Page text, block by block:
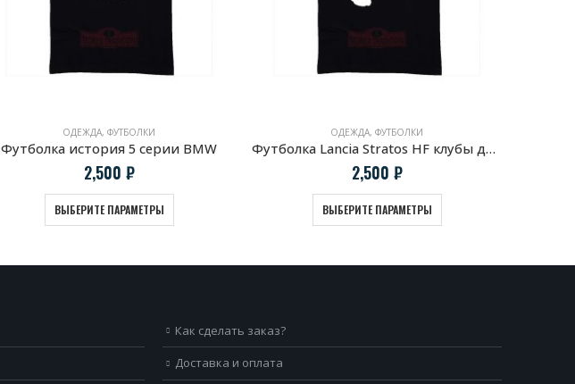
ОДЕЖДА, ФУТБОЛКИ
Футболка история 5 серии BMW
2,500 ₽
ВЫБЕРИТЕ ПАРАМЕТРЫ
ОДЕЖДА, ФУТБОЛКИ
Футболка Lancia Stratos HF клубы дыма
2,500 ₽
ВЫБЕРИТЕ ПАРАМЕТРЫ
Как сделать заказ?
Доставка и оплата